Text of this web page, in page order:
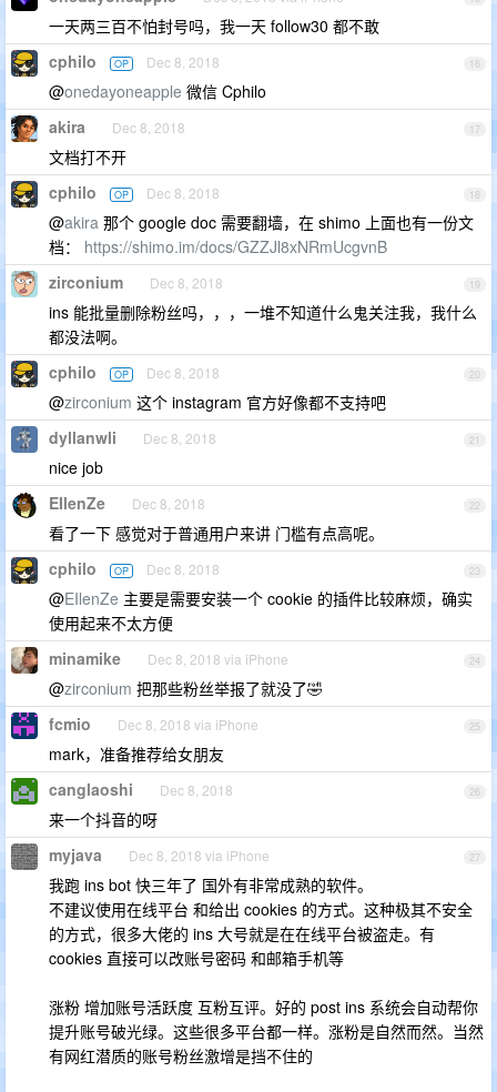
一天两三百不怕封号吗，我一天 follow30 都不敢
16
cphilo OP Dec 8, 2018
@onedayoneapple 微信 Cphilo
17
akira Dec 8, 2018
文档打不开
18
cphilo OP Dec 8, 2018
@akira 那个 google doc 需要翻墙，在 shimo 上面也有一份文
档： https://shimo.im/docs/GZZJl8xNRmUcgvnB
19
zirconium Dec 8, 2018
ins 能批量删除粉丝吗，，，一堆不知道什么鬼关注我，我什么
都没法啊。
20
cphilo OP Dec 8, 2018
@zirconium 这个 instagram 官方好像都不支持吧
21
dyllanwli Dec 8, 2018
nice job
22
EIlenZe Dec 8, 2018
看了一下 感觉对于普通用户来讲 门槛有点高呢。
23
cphilo OP Dec 8, 2018
@EIlenZe 主要是需要安装一个 cookie 的插件比较麻烦，确实
使用起来不太方便
24
minamike Dec 8, 2018 via iPhone
@zirconium 把那些粉丝举报了就没了🤣
25
fcmio Dec 8, 2018 via iPhone
mark，准备推荐给女朋友
26
canglaoshi Dec 8, 2018
来一个抖音的呀
27
myjava Dec 8, 2018 via iPhone
我跑 ins bot 快三年了 国外有非常成熟的软件。
不建议使用在线平台 和给出 cookies 的方式。这种极其不安全
的方式，很多大佬的 ins 大号就是在在线平台被盗走。有
cookies 直接可以改账号密码 和邮箱手机等
涨粉 增加账号活跃度 互粉互评。好的 post ins 系统会自动帮你
提升账号破光绿。这些很多平台都一样。涨粉是自然而然。当然
有网红潜质的账号粉丝激增是挡不住的